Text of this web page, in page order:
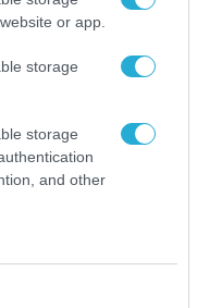
or app.
storage
storage
and other